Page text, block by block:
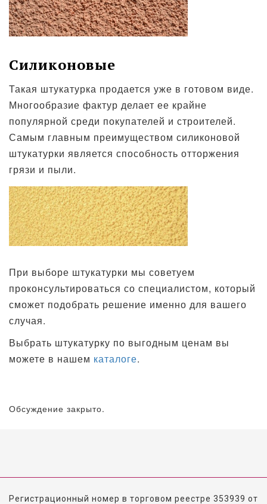
Силиконовые
Такая штукатурка продается уже в готовом виде.
Многообразие фактур делает ее крайне
популярной среди покупателей и строителей.
Самым главным преимуществом силиконовой
штукатурки является способность отторжения
грязи и пыли.
При выборе штукатурки мы советуем
проконсультироваться со специалистом, который
сможет подобрать решение именно для вашего
случая.
Выбрать штукатурку по выгодным ценам вы
можете в нашем каталоге.
Обсуждение закрыто.
Регистрационный номер в торговом реестре 353939 от